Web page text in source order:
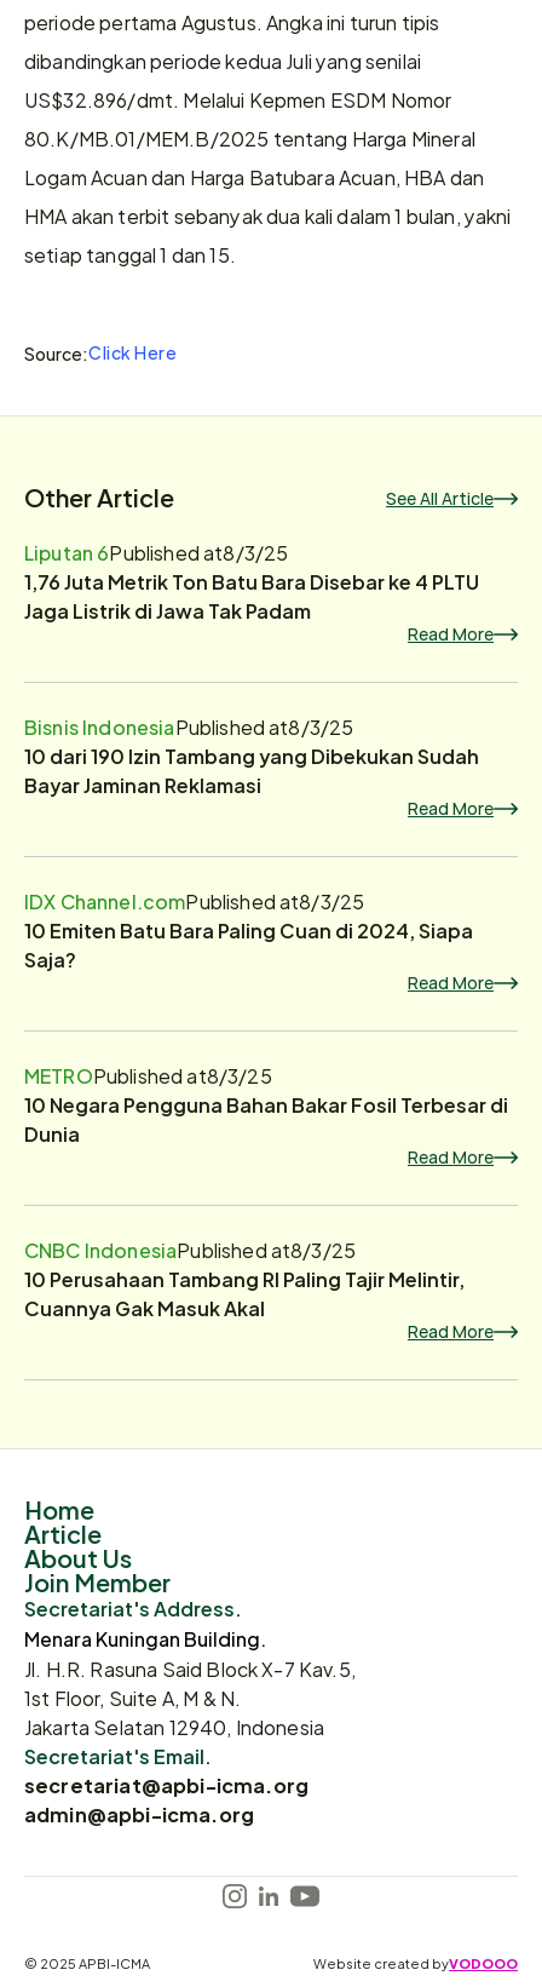
periode pertama Agustus. Angka ini turun tipis
dibandingkan periode kedua Juli yang senilai
US$32.896/dmt. Melalui Kepmen ESDM Nomor
80.K/MB.01/MEM.B/2025 tentang Harga Mineral
Logam Acuan dan Harga Batubara Acuan, HBA dan
HMA akan terbit sebanyak dua kali dalam 1 bulan, yakni
setiap tanggal 1 dan 15.
Source:Click Here
Other Article See All Article
Liputan 6Published at8/3/25
1,76 Juta Metrik Ton Batu Bara Disebar ke 4 PLTU
Jaga Listrik di Jawa Tak Padam
Read More
Bisnis IndonesiaPublished at8/3/25
10 dari 190 Izin Tambang yang Dibekukan Sudah
Bayar Jaminan Reklamasi
Read More
IDX Channel.comPublished at8/3/25
10 Emiten Batu Bara Paling Cuan di 2024, Siapa
Saja?
Read More
METROPublished at8/3/25
10 Negara Pengguna Bahan Bakar Fosil Terbesar di
Dunia
Read More
CNBC IndonesiaPublished at8/3/25
10 Perusahaan Tambang RI Paling Tajir Melintir,
Cuannya Gak Masuk Akal
Read More
Home
Article
About Us
Join Member
Secretariat's Address.
Menara Kuningan Building.
Jl. H.R. Rasuna Said Block X-7 Kav.5,
1st Floor, Suite A, M & N.
Jakarta Selatan 12940, Indonesia
Secretariat's Email.
secretariat@apbi-icma.org
admin@apbi-icma.org
© 2025 APBI-ICMA Website created byVODOOO